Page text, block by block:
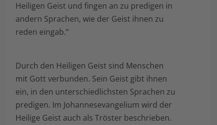
Heiligen Geist und fingen an zu predigen in
andern Sprachen, wie der Geist ihnen zu
reden eingab.“
Durch den Heiligen Geist sind Menschen
mit Gott verbunden. Sein Geist gibt ihnen
ein, in den unterschiedlichsten Sprachen zu
predigen. Im Johannesevangelium wird der
Heilige Geist auch als Tröster beschrieben.